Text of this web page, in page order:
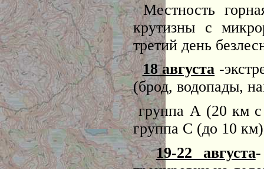
Местность
крутизны с
третий день
18 августа -
(брод, водопады,
группа А (20 км с
группа С (до 10
19-22 августа